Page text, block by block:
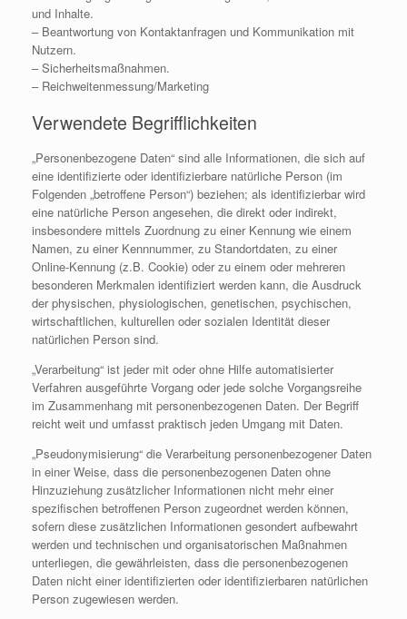
und Inhalte.
– Beantwortung von Kontaktanfragen und Kommunikation mit
Nutzern.
– Sicherheitsmaßnahmen.
– Reichweitenmessung/Marketing
Verwendete Begrifflichkeiten
„Personenbezogene Daten“ sind alle Informationen, die sich auf
eine identifizierte oder identifizierbare natürliche Person (im
Folgenden „betroffene Person“) beziehen; als identifizierbar wird
eine natürliche Person angesehen, die direkt oder indirekt,
insbesondere mittels Zuordnung zu einer Kennung wie einem
Namen, zu einer Kennnummer, zu Standortdaten, zu einer
Online-Kennung (z.B. Cookie) oder zu einem oder mehreren
besonderen Merkmalen identifiziert werden kann, die Ausdruck
der physischen, physiologischen, genetischen, psychischen,
wirtschaftlichen, kulturellen oder sozialen Identität dieser
natürlichen Person sind.
„Verarbeitung“ ist jeder mit oder ohne Hilfe automatisierter
Verfahren ausgeführte Vorgang oder jede solche Vorgangsreihe
im Zusammenhang mit personenbezogenen Daten. Der Begriff
reicht weit und umfasst praktisch jeden Umgang mit Daten.
„Pseudonymisierung“ die Verarbeitung personenbezogener Daten
in einer Weise, dass die personenbezogenen Daten ohne
Hinzuziehung zusätzlicher Informationen nicht mehr einer
spezifischen betroffenen Person zugeordnet werden können,
sofern diese zusätzlichen Informationen gesondert aufbewahrt
werden und technischen und organisatorischen Maßnahmen
unterliegen, die gewährleisten, dass die personenbezogenen
Daten nicht einer identifizierten oder identifizierbaren natürlichen
Person zugewiesen werden.